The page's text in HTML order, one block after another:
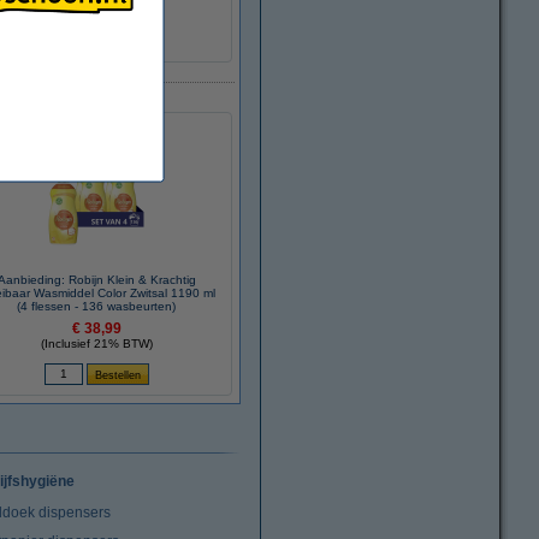
Robijn Klein & Krachtig
Wasmiddel Color Zwitsal 1190 ml
(4 flessen - 136 wasbeurten)
€ 38,99
(Inclusief 21% BTW)
dispensers